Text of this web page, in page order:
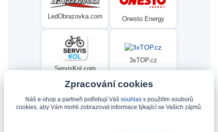
LedObrazovka.com Onesto Energy
ServisKol.com
3xTOP.cz
Condat Ninex.cz
Zpracování cookies
Náš e-shop a partneři potřebují Váš souhlass použitím souborů
cookies, aby Vám mohli zobrazovat informace týkající se Vašich zájmů.